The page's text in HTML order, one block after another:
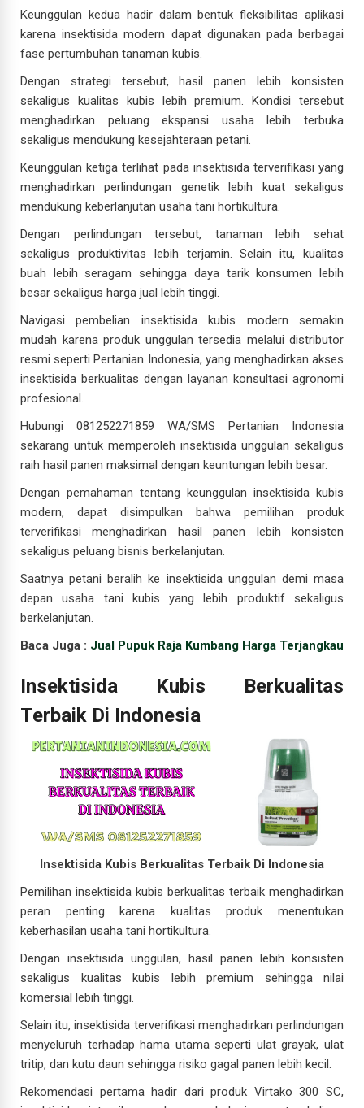
Keunggulan kedua hadir dalam bentuk fleksibilitas aplikasi
karena insektisida modern dapat digunakan pada berbagai
fase pertumbuhan tanaman kubis.
Dengan strategi tersebut, hasil panen lebih konsisten
sekaligus kualitas kubis lebih premium. Kondisi tersebut
menghadirkan peluang ekspansi usaha lebih terbuka
sekaligus mendukung kesejahteraan petani.
Keunggulan ketiga terlihat pada insektisida terverifikasi yang
menghadirkan perlindungan genetik lebih kuat sekaligus
mendukung keberlanjutan usaha tani hortikultura.
Dengan perlindungan tersebut, tanaman lebih sehat
sekaligus produktivitas lebih terjamin. Selain itu, kualitas
buah lebih seragam sehingga daya tarik konsumen lebih
besar sekaligus harga jual lebih tinggi.
Navigasi pembelian insektisida kubis modern semakin
mudah karena produk unggulan tersedia melalui distributor
resmi seperti Pertanian Indonesia, yang menghadirkan akses
insektisida berkualitas dengan layanan konsultasi agronomi
profesional.
Hubungi 081252271859 WA/SMS Pertanian Indonesia
sekarang untuk memperoleh insektisida unggulan sekaligus
raih hasil panen maksimal dengan keuntungan lebih besar.
Dengan pemahaman tentang keunggulan insektisida kubis
modern, dapat disimpulkan bahwa pemilihan produk
terverifikasi menghadirkan hasil panen lebih konsisten
sekaligus peluang bisnis berkelanjutan.
Saatnya petani beralih ke insektisida unggulan demi masa
depan usaha tani kubis yang lebih produktif sekaligus
berkelanjutan.
Baca Juga : Jual Pupuk Raja Kumbang Harga Terjangkau
Insektisida Kubis Berkualitas
Terbaik Di Indonesia
Insektisida Kubis Berkualitas Terbaik Di Indonesia
Pemilihan insektisida kubis berkualitas terbaik menghadirkan
peran penting karena kualitas produk menentukan
keberhasilan usaha tani hortikultura.
Dengan insektisida unggulan, hasil panen lebih konsisten
sekaligus kualitas kubis lebih premium sehingga nilai
komersial lebih tinggi.
Selain itu, insektisida terverifikasi menghadirkan perlindungan
menyeluruh terhadap hama utama seperti ulat grayak, ulat
tritip, dan kutu daun sehingga risiko gagal panen lebih kecil.
Rekomendasi pertama hadir dari produk Virtako 300 SC,